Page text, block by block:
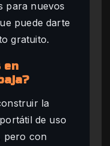
para nuevos
puede darte
gratuito.
en
la
de uso
pero con